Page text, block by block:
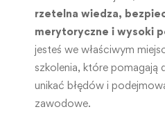
rzetelna wiedza,
merytoryczne i wysoki
jesteś we właściwym
szkolenia, które pomagają
unikać błędów i
zawodowe.